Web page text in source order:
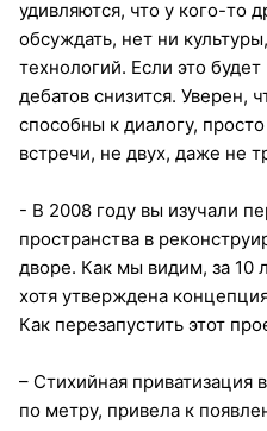
удивляются, что у кого-то
обсуждать, нет ни
технологий. Если это
дебатов снизится. Уверен,
способны к диалогу,
встречи, не двух, даже не
- В 2008 году вы изучали
пространства в
дворе. Как мы видим, за 10
хотя утверждена
Как перезапустить этот
– Стихийная приватизация
по метру, привела к